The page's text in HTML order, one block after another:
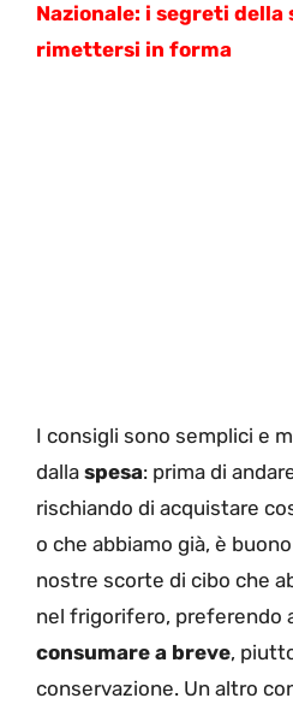
Nazionale: i segreti della
rimettersi in forma
I consigli sono semplici e
dalla spesa: prima di
rischiando di acquistare
o che abbiamo già, è
nostre scorte di cibo che
nel frigorifero, preferendo
consumare a breve,
conservazione. Un altro